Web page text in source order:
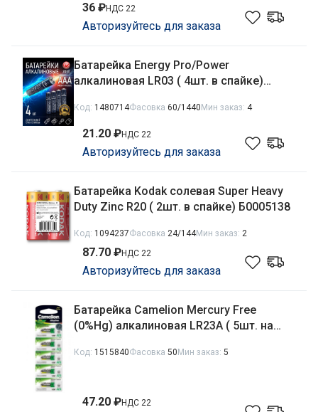
36 ₽НДС 22
Авторизуйтесь для заказа
Батарейка Energy Pro/Power
алкалиновая LR03 ( 4шт. в спайке)
Код: 1480714Фасовка 60/1440 Мин заказ: 4
21.20 ₽НДС 22
Авторизуйтесь для заказа
Батарейка Kodak солевая Super Heavy
Duty Zinc R20 ( 2шт. в спайке) Б0005138
Код: 1094237Фасовка 24/144Мин заказ: 2
87.70 ₽НДС 22
Авторизуйтесь для заказа
Батарейка Camelion Mercury Free
(0%Hg) алкалиновая LR23A ( 5шт. на
Код: 1515840Фасовка 50 Мин заказ: 5
47.20 ₽НДС 22